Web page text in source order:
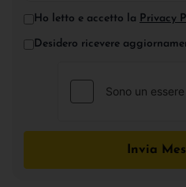
Ho letto e accetto la Privacy
Desidero ricevere
Invia